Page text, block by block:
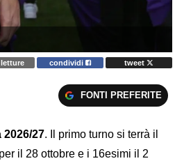
condividi tweet
FONTI PREFERITE
27. Il primo turno si terrà il
il 28 ottobre e i 16esimi il 2